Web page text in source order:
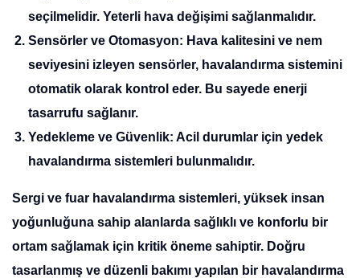
seçilmelidir. Yeterli hava değişimi sağlanmalıdır.
Sensörler ve Otomasyon: Hava kalitesini ve nem
seviyesini izleyen sensörler, havalandırma sistemini
otomatik olarak kontrol eder. Bu sayede enerji
tasarrufu sağlanır.
Yedekleme ve Güvenlik: Acil durumlar için yedek
havalandırma sistemleri bulunmalıdır.
Sergi ve fuar havalandırma sistemleri, yüksek insan
yoğunluğuna sahip alanlarda sağlıklı ve konforlu bir
ortam sağlamak için kritik öneme sahiptir. Doğru
tasarlanmış ve düzenli bakımı yapılan bir havalandırma